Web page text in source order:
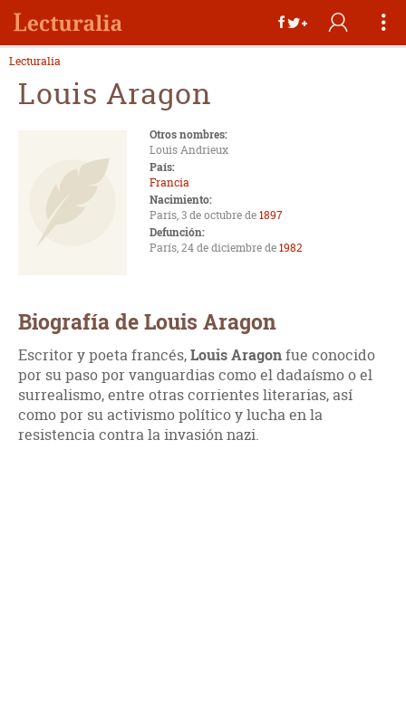
Lecturalia
Louis Aragon
Otros nombres:
Louis Andrieux
País:
Francia
Nacimiento:
París, 3 de octubre de1897
Defunción:
París, 24 de diciembre de1982
Biografía de Louis Aragon
Escritor y poeta francés,Louis Aragonfue conocido
por su paso por vanguardias como el dadaísmo o el
surrealismo, entre otras corrientes literarias, así
como por su activismo político y lucha en la
resistencia contra la invasión nazi.